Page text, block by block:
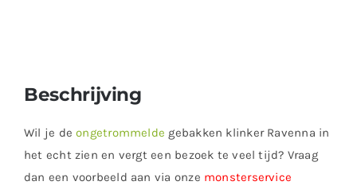
Beschrijving
Wil je deongetrommelde gebakken klinker Ravenna in
het echt zien en vergt een bezoek te veel tijd? Vraag
dan een voorbeeld aan via onze monsterservice